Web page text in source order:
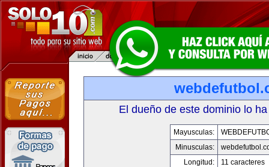
El dueño de este dominio lo
Mayusculas:
Minusculas:
Longitud:
11 caracteres